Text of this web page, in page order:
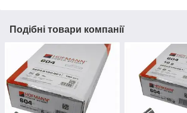
Подібні товари компанії